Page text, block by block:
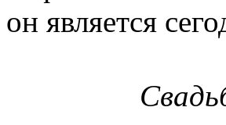
он является